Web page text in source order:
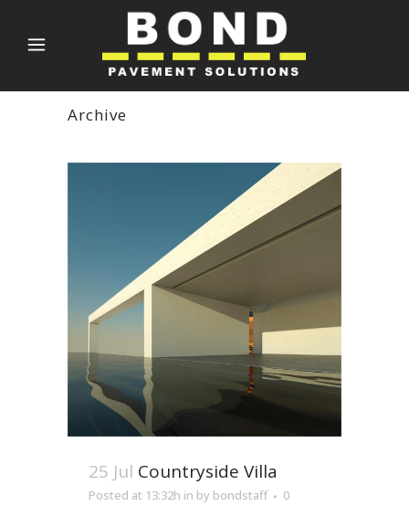
Archive
25 Jul Countryside Villa
Posted at 13:32h in by bondstaff
0